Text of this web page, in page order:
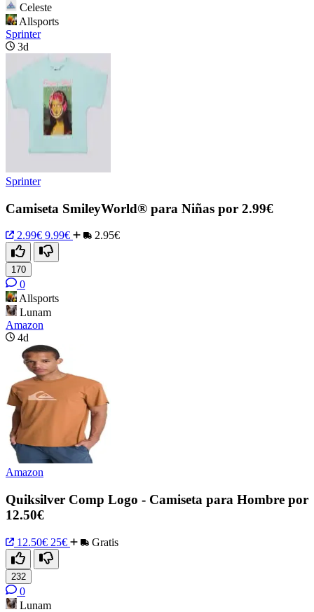
Celeste
Allsports
Sprinter
3d
Sprinter
Camiseta SmileyWorld® para Niñas por 2.99€
2.99€ 9.99€ 2.95€
170
0
Allsports
Lunam
Amazon
4d
Amazon
Quiksilver Comp Logo - Camiseta para Hombre por
12.50€
12.50€ 25€ Gratis
232
0
Lunam